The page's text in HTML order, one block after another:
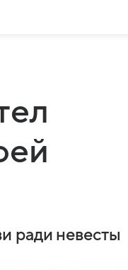
ради невесты